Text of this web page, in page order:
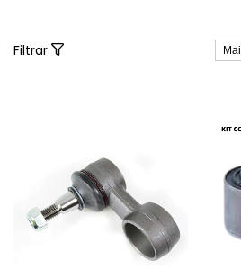
Filtrar